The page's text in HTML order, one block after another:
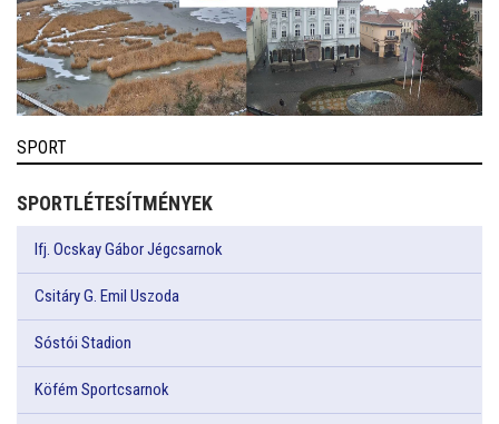
SPORT
SPORTLÉTESÍTMÉNYEK
Ifj. Ocskay Gábor Jégcsarnok
Csitáry G. Emil Uszoda
Sóstói Stadion
Köfém Sportcsarnok